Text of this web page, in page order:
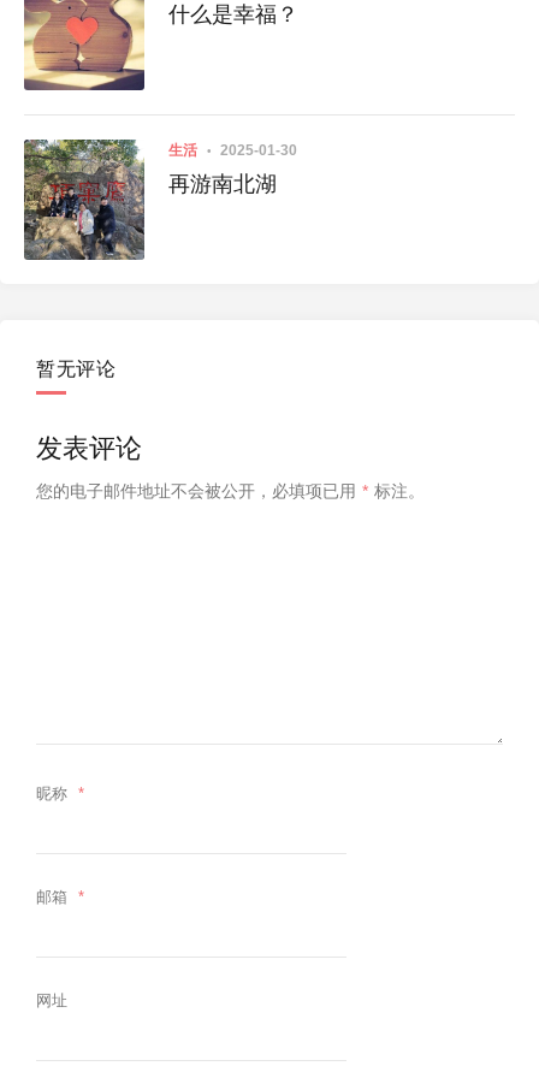
什么是幸福？
生活 2025-01-30
再游南北湖
暂无评论
发表评论
您的电子邮件地址不会被公开， 必填项已用 * 标注。
昵称 *
邮箱 *
网址